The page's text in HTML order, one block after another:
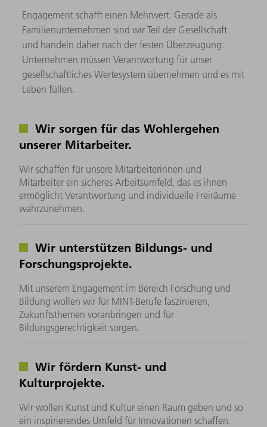
Engagement schafft einen Mehrwert. Gerade als
Familienunternehmen sind wir Teil der Gesellschaft
und handeln daher nach der festen Überzeugung:
Unternehmen müssen Verantwortung für unser
gesellschaftliches Wertesystem übernehmen und es mit
Leben füllen.
Wir sorgen für das Wohlergehen
unserer Mitarbeiter.
Wir schaffen für unsere Mitarbeiterinnen und
Mitarbeiter ein sicheres Arbeitsumfeld, das es ihnen
ermöglicht Verantwortung und individuelle Freiräume
wahrzunehmen.
Wir unterstützen Bildungs- und
Forschungsprojekte.
Mit unserem Engagement im Bereich Forschung und
Bildung wollen wir für MINT-Berufe faszinieren,
Zukunftsthemen voranbringen und für
Bildungsgerechtigkeit sorgen.
Wir fördern Kunst- und
Kulturprojekte.
Wir wollen Kunst und Kultur einen Raum geben und so
ein inspirierendes Umfeld für Innovationen schaffen.